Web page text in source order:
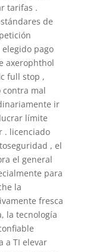
tarifas .
de
pago
axerophthol
full stop ,
contra mal
ir
límite
. licenciado
, el
el general
para
la
fresca
la tecnología
a TI elevar